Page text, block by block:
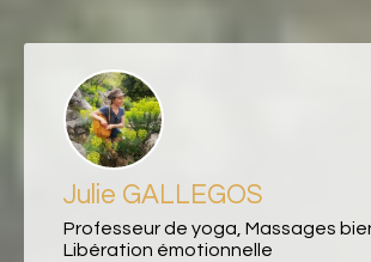
Julie GALLEGOS
Professeur de yoga, Massages
Libération émotionnelle